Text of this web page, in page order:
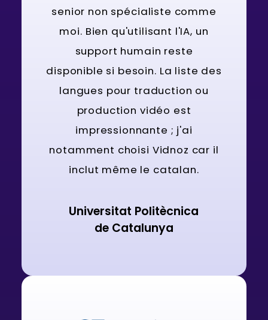
senior non spécialiste comme
moi. Bien qu'utilisant l'IA, un
support humain reste
disponible si besoin. La liste des
langues pour traduction ou
production vidéo est
impressionnante ; j'ai
notamment choisi Vidnoz car il
inclut même le catalan.
Universitat Politècnica
de Catalunya